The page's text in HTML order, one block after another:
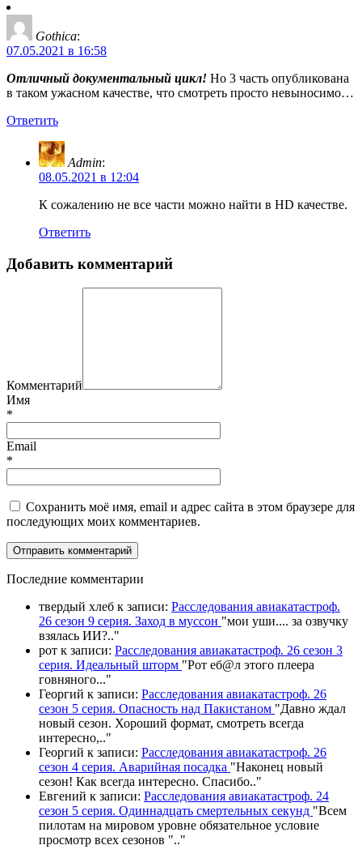
Gothica:
07.05.2021 в 16:58
Отличный документальный цикл! Но 3 часть опубликована
в таком ужасном качестве, что смотреть просто невыносимо…
Ответить
Admin:
08.05.2021 в 12:04
К сожалению не все части можно найти в HD качестве.
Ответить
Добавить комментарий
Комментарий
Имя
*
Email
*
Сохранить моё имя, email и адрес сайта в этом браузере для
последующих моих комментариев.
Последние комментарии
твердый хлеб к записи: Расследования авиакатастроф.
26 сезон 9 серия. Заход в муссон "мои уши.... за озвучку
взялась ИИ?.."
рот к записи: Расследования авиакатастроф. 26 сезон 3
серия. Идеальный шторм "Рот еб@л этого плеера
говняного..."
Георгий к записи: Расследования авиакатастроф. 26
сезон 5 серия. Опасность над Пакистаном "Давно ждал
новый сезон. Хороший формат, смотреть всегда
интересно,.."
Георгий к записи: Расследования авиакатастроф. 26
сезон 4 серия. Аварийная посадка "Наконец новый
сезон! Как всегда интересно. Спасибо.."
Евгений к записи: Расследования авиакатастроф. 24
сезон 5 серия. Одиннадцать смертельных секунд "Всем
пилотам на мировом уровне обязательное условие
просмотр всех сезонов ".."